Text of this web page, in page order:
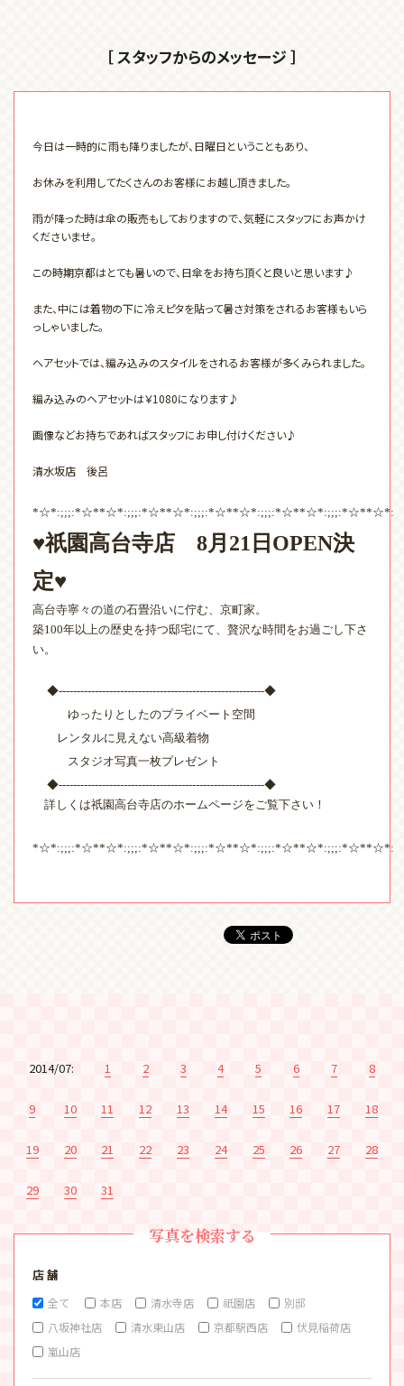
［ スタッフからのメッセージ ］
今日は一時的に雨も降りましたが、日曜日ということもあり、
お休みを利用してたくさんのお客様にお越し頂きました。
雨が降った時は傘の販売もしておりますので、気軽にスタッフにお声かけ
くださいませ。
この時期京都はとても暑いので、日傘をお持ち頂くと良いと思います♪
また、中には着物の下に冷えピタを貼って暑さ対策をされるお客様もいら
っしゃいました。
ヘアセットでは、編み込みのスタイルをされるお客様が多くみられました。
編み込みのヘアセットは￥1080になります♪
画像などお持ちであればスタッフにお申し付けください♪
清水坂店 後呂
*☆*:;;;:*☆**☆*:;;;:*☆**☆*:;;;:*☆**☆*:;;;:*☆**☆*:;;;:*☆**☆*:
♥祇園高台寺店 8月21日OPEN決
定♥
高台寺寧々の道の石畳沿いに佇む、京町家。
築100年以上の歴史を持つ邸宅にて、贅沢な時間をお過ごし下さ
い。
◆---------------------------------------------------------◆
ゆったりとしたのプライベート空間
レンタルに見えない高級着物
スタジオ写真一枚プレゼント
◆---------------------------------------------------------◆
詳しくは祇園高台寺店のホームページをご覧下さい！
*☆*:;;;:*☆**☆*:;;;:*☆**☆*:;;;:*☆**☆*:;;;:*☆**☆*:;;;:*☆**☆*:
2014/07: 1 2 3 4 5 6 7 8
9 10 11 12 13 14 15 16 17 18
19 20 21 22 23 24 25 26 27 28
29 30 31
写真を検索する
店 舗
全て 本店 清水寺店 祇園店
別邸
八坂神社店
清水東山店 京都駅西店
伏見稲荷店
嵐山店